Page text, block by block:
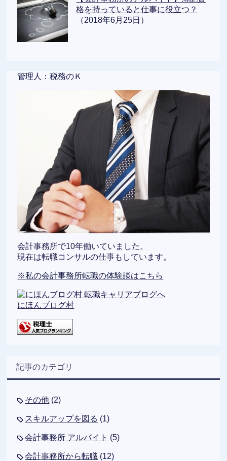
格を持っていると仕事に役立つ？
（2018年6月25日）
管理人：税務のＫ
会計事務所で10年働いていました。
現在は転職コンサルの仕事もしています。
※私の会計事務所転職の体験談はこちら
にほんブログ村
記事のカテゴリ
その他 (2)
スキルアップを図る (1)
会計事務所 アルバイト (5)
会計事務所から転職 (12)